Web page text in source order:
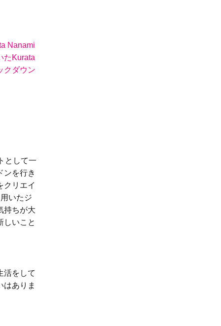
Nanami
たKurata
クダウン
として一
ンを行き
クリエイ
いたジ
持ちが大
しいこと
活をして
はありま